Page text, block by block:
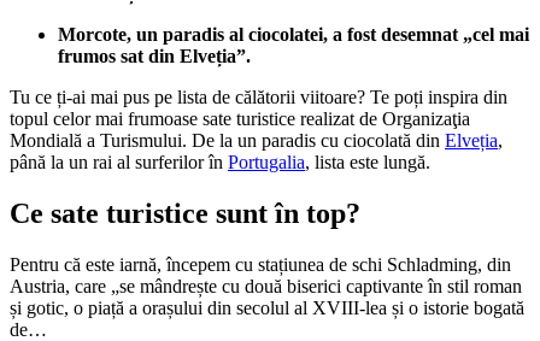
Morcote, un paradis al ciocolatei, a fost desemnat „cel mai
frumos sat din Elveția”.
Tu ce ți-ai mai pus pe lista de călătorii viitoare? Te poți inspira din
topul celor mai frumoase sate turistice realizat de Organizaţia
Mondială a Turismului. De la un paradis cu ciocolată din Elveția,
până la un rai al surferilor în Portugalia, lista este lungă.
Ce sate turistice sunt în top?
Pentru că este iarnă, începem cu stațiunea de schi Schladming, din
Austria, care „se mândrește cu două biserici captivante în stil roman
și gotic, o piață a orașului din secolul al XVIII-lea și o istorie bogată
de…